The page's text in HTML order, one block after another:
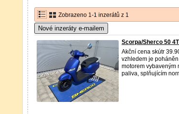
Zobrazeno 1-1 inzerátů z 1
Nové inzeráty e-mailem
Scorpa/Sherco 50
Akční cena skútr
vzhledem je
motorem vybaveným
paliva, splňujícím